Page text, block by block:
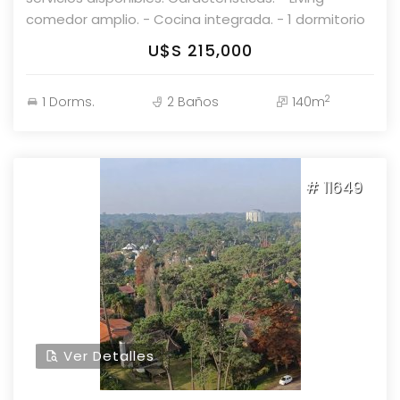
comedor amplio. - Cocina integrada. - 1 dormitorio
y medio. - 2 baños (1 en suite). - Balcón con vista. -
Garaje en subsuelo. Consulte con nuestros
U$S 215,000
1 Dorms. 2 Baños 140m2
# 11649
Ver Detalles